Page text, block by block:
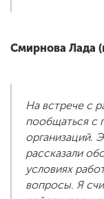
Смирнова Лада
На встрече с
пообщаться с
организаций.
рассказали
условиях
вопросы. Я